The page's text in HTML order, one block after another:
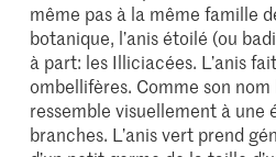
même pas à la même famille
botanique, l’anis étoilé (ou
à part: les Illiciacées. L’anis
ombellifères. Comme son nom
ressemble visuellement à une
branches. L’anis vert prend